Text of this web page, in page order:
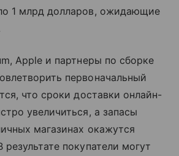
1 млрд долларов, ожидающие
Apple и партнеры по сборке
первоначальный
что сроки доставки онлайн-
увеличиться, а запасы
магазинах окажутся
покупатели могут